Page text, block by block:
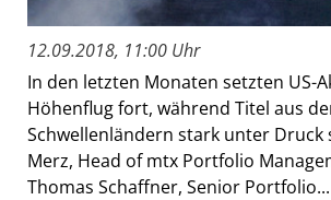
12.09.2018, 11:00 Uhr
In den letzten Monaten setzten US-
Höhenflug fort, während Titel aus
Schwellenländern stark unter Druck
Merz, Head of mtx Portfolio
Thomas Schaffner, Senior Portfolio...